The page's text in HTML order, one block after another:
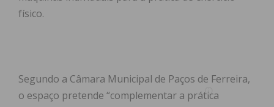
físico.
Segundo a Câmara Municipal de Paços de Ferreira,
o espaço pretende “complementar a prática